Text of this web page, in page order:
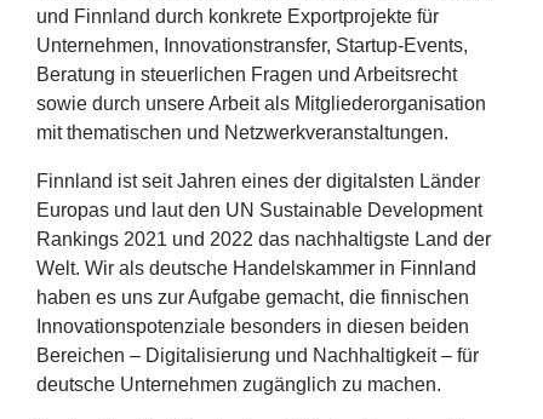
Fördermöglichkeiten
Presse
Aktuelles
und Finnland durch konkrete Exportprojekte für
Unternehmen, Innovationstransfer, Startup-Events,
Beratung in steuerlichen Fragen und Arbeitsrecht
sowie durch unsere Arbeit als Mitgliederorganisation
mit thematischen und Netzwerkveranstaltungen.
Finnland ist seit Jahren eines der digitalsten Länder
Europas und laut den UN Sustainable Development
Rankings 2021 und 2022 das nachhaltigste Land der
Welt. Wir als deutsche Handelskammer in Finnland
haben es uns zur Aufgabe gemacht, die finnischen
Innovationspotenziale besonders in diesen beiden
Bereichen – Digitalisierung und Nachhaltigkeit – für
deutsche Unternehmen zugänglich zu machen.